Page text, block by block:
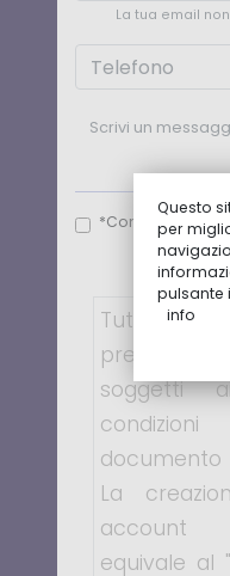
La tua email
*Consenso
Tutti gli
presenti su
soggetti
documento
La
account
equivale al
Questo
per
pulsante
info